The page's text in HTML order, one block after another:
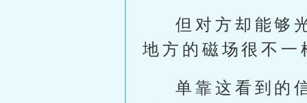
但对方却能够
地方的磁场很不一
单靠这看到的